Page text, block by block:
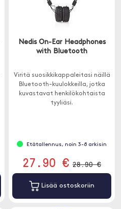
Nedis On-Ear Headphones
with Bluetooth
Viritä suosikkikappaleitasi näillä
Bluetooth-kuulokkeilla, jotka
kuvastavat henkilökohtaista
tyyliäsi.
Etätallennus, noin 3-8 arkisin
27.90 € 28.90 €
Lisää ostoskoriin